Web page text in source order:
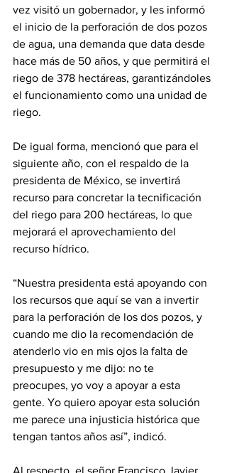
vez visitó un gobernador, y les informó
el inicio de la perforación de dos pozos
de agua, una demanda que data desde
hace más de 50 años, y que permitirá el
riego de 378 hectáreas, garantizándoles
el funcionamiento como una unidad de
riego.
De igual forma, mencionó que para el
siguiente año, con el respaldo de la
presidenta de México, se invertirá
recurso para concretar la tecnificación
del riego para 200 hectáreas, lo que
mejorará el aprovechamiento del
recurso hídrico.
“Nuestra presidenta está apoyando con
los recursos que aquí se van a invertir
para la perforación de los dos pozos, y
cuando me dio la recomendación de
atenderlo vio en mis ojos la falta de
presupuesto y me dijo: no te
preocupes, yo voy a apoyar a esta
gente. Yo quiero apoyar esta solución
me parece una injusticia histórica que
tengan tantos años así”, indicó.